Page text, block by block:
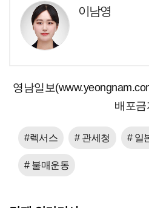
이남영
영남일보
배포금
#렉서스 # 관세청 # 일
# 불매운동